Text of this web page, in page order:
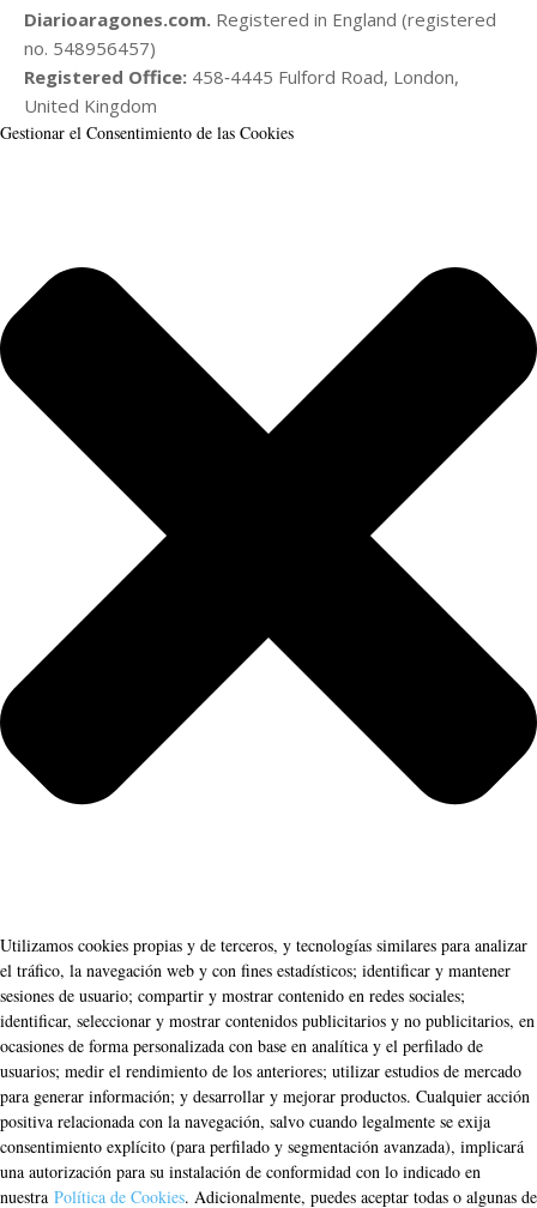
Diarioaragones.com. Registered in England (registered
no. 548956457)
Registered Office: 458‑4445 Fulford Road, London,
United Kingdom
Gestionar el Consentimiento de las Cookies
Utilizamos cookies propias y de terceros, y tecnologías similares para analizar
el tráfico, la navegación web y con fines estadísticos; identificar y mantener
sesiones de usuario; compartir y mostrar contenido en redes sociales;
identificar, seleccionar y mostrar contenidos publicitarios y no publicitarios, en
ocasiones de forma personalizada con base en analítica y el perfilado de
usuarios; medir el rendimiento de los anteriores; utilizar estudios de mercado
para generar información; y desarrollar y mejorar productos. Cualquier acción
positiva relacionada con la navegación, salvo cuando legalmente se exija
consentimiento explícito (para perfilado y segmentación avanzada), implicará
una autorización para su instalación de conformidad con lo indicado en
nuestra Política de Cookies. Adicionalmente, puedes aceptar todas o algunas de